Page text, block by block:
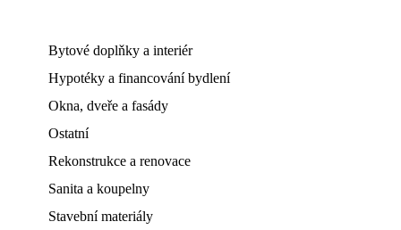
Bytové doplňky a interiér
Hypotéky a financování bydlení
Okna, dveře a fasády
Ostatní
Rekonstrukce a renovace
Sanita a koupelny
Stavební materiály